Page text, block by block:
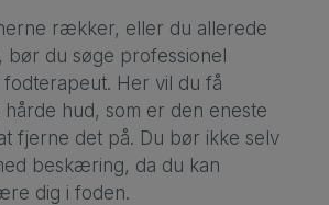
rækker, eller du allerede
bør du søge professionel
Her vil du få
hud, som er den eneste
fjerne det på. Du bør ikke selv
beskæring, da du kan
dig i foden.